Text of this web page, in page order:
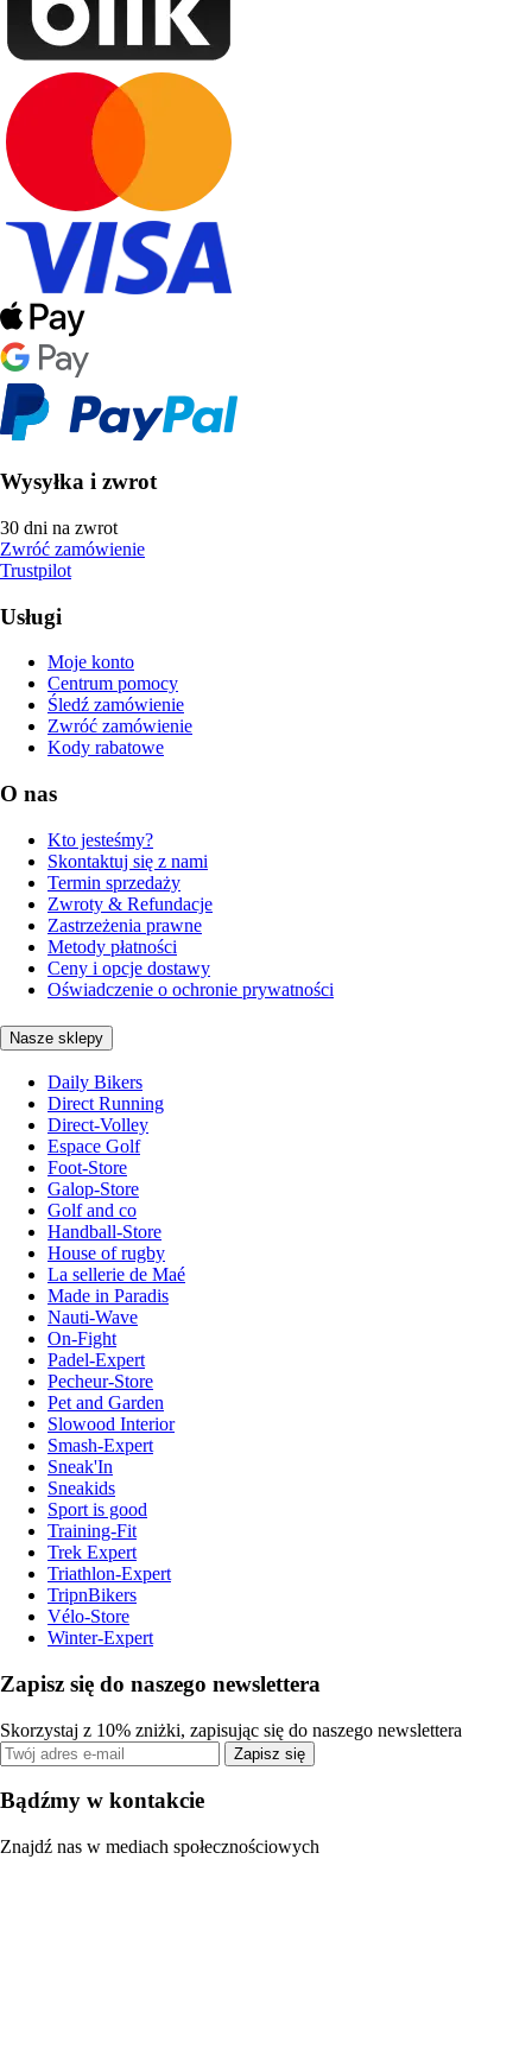
Wysyłka i zwrot
30 dni na zwrot
Zwróć zamówienie
Trustpilot
Usługi
Moje konto
Centrum pomocy
Śledź zamówienie
Zwróć zamówienie
Kody rabatowe
O nas
Kto jesteśmy?
Skontaktuj się z nami
Termin sprzedaży
Zwroty & Refundacje
Zastrzeżenia prawne
Metody płatności
Ceny i opcje dostawy
Oświadczenie o ochronie prywatności
Nasze sklepy
Daily Bikers
Direct Running
Direct-Volley
Espace Golf
Foot-Store
Galop-Store
Golf and co
Handball-Store
House of rugby
La sellerie de Maé
Made in Paradis
Nauti-Wave
On-Fight
Padel-Expert
Pecheur-Store
Pet and Garden
Slowood Interior
Smash-Expert
Sneak'In
Sneakids
Sport is good
Training-Fit
Trek Expert
Triathlon-Expert
TripnBikers
Vélo-Store
Winter-Expert
Zapisz się do naszego newslettera
Skorzystaj z 10% zniżki, zapisując się do naszego newslettera
Zapisz się
Bądźmy w kontakcie
Znajdź nas w mediach społecznościowych